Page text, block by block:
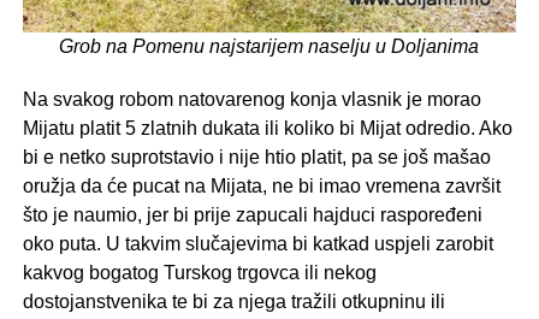
Grob na Pomenu najstarijem naselju u Doljanima
Na svakog robom natovarenog konja vlasnik je morao
Mijatu platit 5 zlatnih dukata ili koliko bi Mijat odredio. Ako
bi e netko suprotstavio i nije htio platit, pa se još mašao
oružja da će pucat na Mijata, ne bi imao vremena završit
što je naumio, jer bi prije zapucali hajduci raspoređeni
oko puta. U takvim slučajevima bi katkad uspjeli zarobit
kakvog bogatog Turskog trgovca ili nekog
dostojanstvenika te bi za njega tražili otkupninu ili